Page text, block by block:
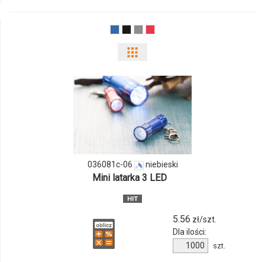
odmiany
i
ilości
produktu
036081c-
06
036081c-06 niebieski
Mini latarka 3 LED
5.56 zł/szt.
Dla ilości:
Ilość
produktu
szt.